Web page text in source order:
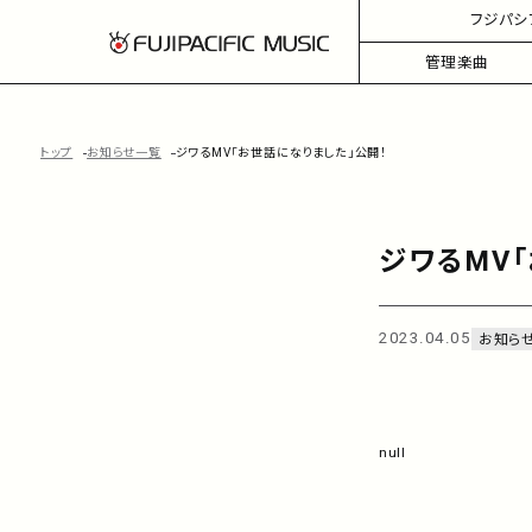
フジパ
管理楽曲
トップ お知らせ一覧 ジワるMV「お世話になりました」公開！
ジワるMV
2023.04.05 お知ら
null